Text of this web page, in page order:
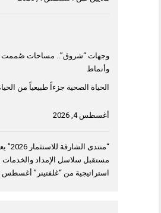
وجهات “شروق”.. مساحات صُممت
وأنماط
الحياة الصحية جزءاً طبيعياً من
أغسطس 4, 2026
“منتدى
مستقبل سلاسل الإمداد والخدمات
استراتيجية من “غلفتينر” أغسطس 4, 2026